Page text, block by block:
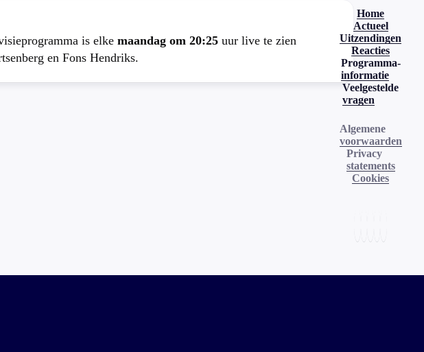
is elke maandag om 20:25 uur live te zien
en Fons Hendriks.
Home
Actueel
Uitzendingen
Reacties
Programma-
informatie
Veelgestelde
vragen
Algemene
voorwaarden
Privacy
statements
Cookies